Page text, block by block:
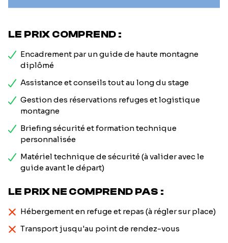
LE PRIX COMPREND :
Encadrement par un guide de haute montagne
diplômé
Assistance et conseils tout au long du stage
Gestion des réservations refuges et logistique
montagne
Briefing sécurité et formation technique
personnalisée
Matériel technique de sécurité (à valider avec le
guide avant le départ)
LE PRIX NE COMPREND PAS :
Hébergement en refuge et repas (à régler sur place)
Transport jusqu'au point de rendez-vous